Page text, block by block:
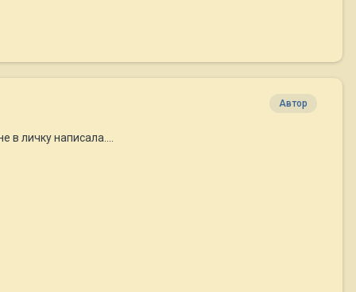
Автор
личку написала....